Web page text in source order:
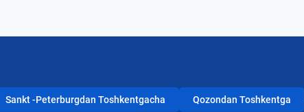
Sankt -Peterburgdan Toshkentgacha Qozondan Toshkentga